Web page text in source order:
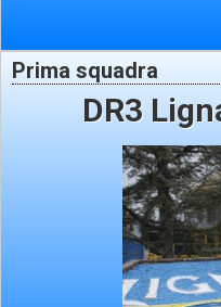
Prima squadra
DR3